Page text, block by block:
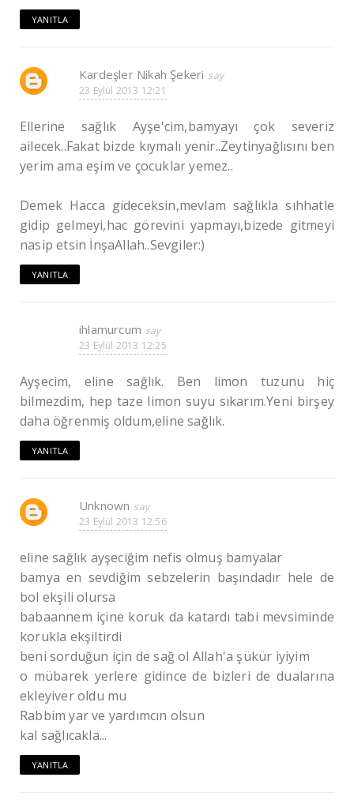
YANITLA
Kardeşler Nikah Şekeri
23 Eylül 2013 12:21
Ellerine sağlık Ayşe'cim,bamyayı çok severiz
ailecek..Fakat bizde kıymalı yenir..Zeytinyağlısını ben
yerim ama eşim ve çocuklar yemez..
Demek Hacca gideceksin,mevlam sağlıkla sıhhatle
gidip gelmeyi,hac görevini yapmayı,bizede gitmeyi
nasip etsin İnşaAllah..Sevgiler:)
YANITLA
ihlamurcum
23 Eylül 2013 12:25
Ayşecim, eline sağlık. Ben limon tuzunu hiç
bilmezdim, hep taze limon suyu sıkarım.Yeni birşey
daha öğrenmiş oldum,eline sağlık.
YANITLA
Unknown
23 Eylül 2013 12:56
eline sağlık ayşeciğim nefis olmuş bamyalar
bamya en sevdiğim sebzelerin başındadır hele de
bol ekşili olursa
babaannem içine koruk da katardı tabi mevsiminde
korukla ekşiltirdi
beni sorduğun için de sağ ol Allah'a şükür iyiyim
o mübarek yerlere gidince de bizleri de dualarına
ekleyiver oldu mu
Rabbim yar ve yardımcın olsun
kal sağlıcakla...
YANITLA